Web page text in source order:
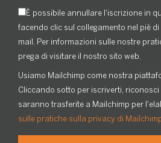
È possibile annullare l'iscrizione in
facendo clic sul collegamento nel piè
mail. Per informazioni sulle nostre
prega di visitare il nostro sito web.
Usiamo Mailchimp come nostra
Cliccando sotto per iscriverti,
saranno trasferite a Mailchimp per
sulle pratiche sulla privacy di